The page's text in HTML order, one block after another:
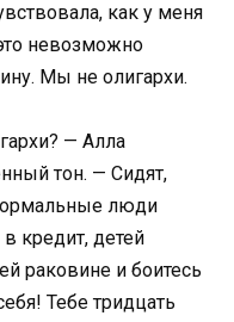
как у меня
невозможно
Мы не олигархи.
— Алла
тон. — Сидят,
люди
кредит, детей
раковине и боитесь
Тебе тридцать